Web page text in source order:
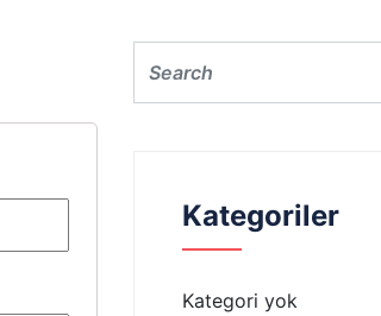
Kategoriler
Kategori yok